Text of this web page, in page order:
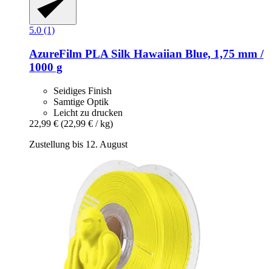
5.0 (1)
AzureFilm PLA Silk Hawaiian Blue, 1,75 mm /
1000 g
Seidiges Finish
Samtige Optik
Leicht zu drucken
22,99 € (22,99 € / kg)
Zustellung bis 12. August